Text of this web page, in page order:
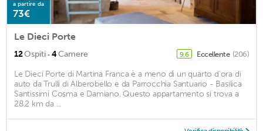
a partire da
73€
Le Dieci Porte
12Ospiti · 4Camere 9,6 Eccellente (206)
Le Dieci Porte di Martina Franca è a meno di un quarto d'ora di
auto da Trulli di Alberobello e da Parrocchia Santuario - Basilica
Santissimi Cosma e Damiano. Questo appartamento si trova a
28,2 km da ...